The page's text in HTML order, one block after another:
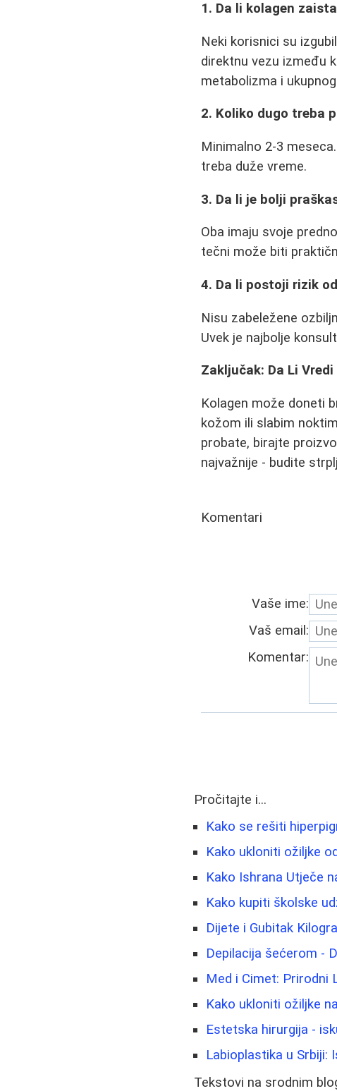
1. Da li kolagen
Neki korisnici su
direktnu vezu između
metabolizma i
2. Koliko dugo treba
Minimalno 2-3
treba duže vreme.
3. Da li je bolji
Oba imaju svoje
tečni može biti
4. Da li postoji rizik
Nisu zabeležene
Uvek je najbolje
Zaključak: Da Li
Kolagen može doneti
kožom ili slabim
probate, birajte
najvažnije - budite
Komentari
Vaše ime:
Vaš email:
Komentar:
Pročitajte i...
Kako se rešiti
Kako ukloniti ožiljke
Kako Ishrana Utječe
Kako kupiti školske
Dijete i Gubitak
Depilacija šećerom -
Med i Cimet: Prirodni
Kako ukloniti ožiljke
Estetska hirurgija -
Labioplastika u Srbiji:
Tekstovi na srodnim